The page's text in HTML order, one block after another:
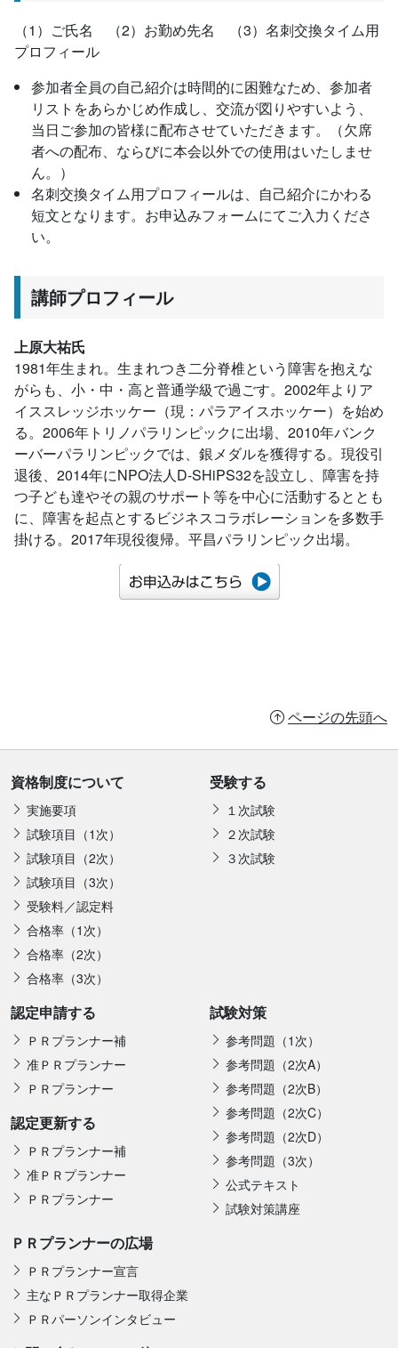
（1）ご氏名 （2）お勤め先名 （3）名刺交換タイム用
プロフィール
参加者全員の自己紹介は時間的に困難なため、参加者
リストをあらかじめ作成し、交流が図りやすいよう、
当日ご参加の皆様に配布させていただきます。（欠席
者への配布、ならびに本会以外での使用はいたしませ
ん。）
名刺交換タイム用プロフィールは、自己紹介にかわる
短文となります。お申込みフォームにてご入力くださ
い。
講師プロフィール
上原大祐氏
1981年生まれ。生まれつき二分脊椎という障害を抱えな
がらも、小・中・高と普通学級で過ごす。2002年よりア
イススレッジホッケー（現：パラアイスホッケー）を始め
る。2006年トリノパラリンピックに出場、2010年バンク
ーバーパラリンピックでは、銀メダルを獲得する。現役引
退後、2014年にNPO法人D-SHiPS32を設立し、障害を持
つ子ども達やその親のサポート等を中心に活動するととも
に、障害を起点とするビジネスコラボレーションを多数手
掛ける。2017年現役復帰。平昌パラリンピック出場。
ページの先頭へ
資格制度について
実施要項
試験項目（1次）
試験項目（2次）
試験項目（3次）
受験料／認定料
合格率（1次）
合格率（2次）
合格率（3次）
受験する
１次試験
２次試験
３次試験
認定申請する
ＰＲプランナー補
准ＰＲプランナー
ＰＲプランナー
認定更新する
ＰＲプランナー補
准ＰＲプランナー
ＰＲプランナー
試験対策
参考問題（1次）
参考問題（2次A）
参考問題（2次B）
参考問題（2次C）
参考問題（2次D）
参考問題（3次）
公式テキスト
試験対策講座
ＰＲプランナーの広場
ＰＲプランナー宣言
主なＰＲプランナー取得企業
ＰＲパーソンインタビュー